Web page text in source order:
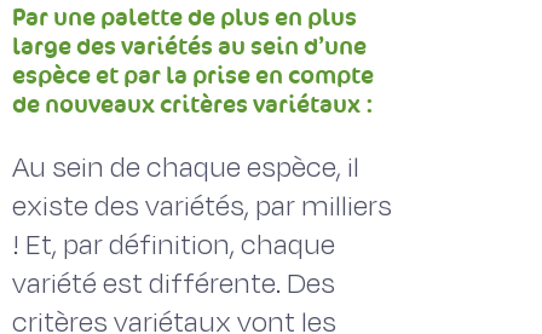
Par une palette de plus en plus
large des variétés au sein d’une
espèce et par la prise en compte
de nouveaux critères variétaux :
Au sein de chaque espèce, il
existe des variétés, par milliers
! Et, par définition, chaque
variété est différente. Des
critères variétaux vont les